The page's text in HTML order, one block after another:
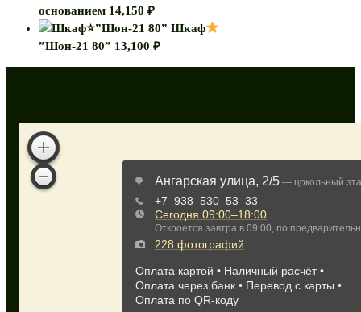
основанием 14,150 ₽
Шкаф
”Шон-21 80” 13,100 ₽